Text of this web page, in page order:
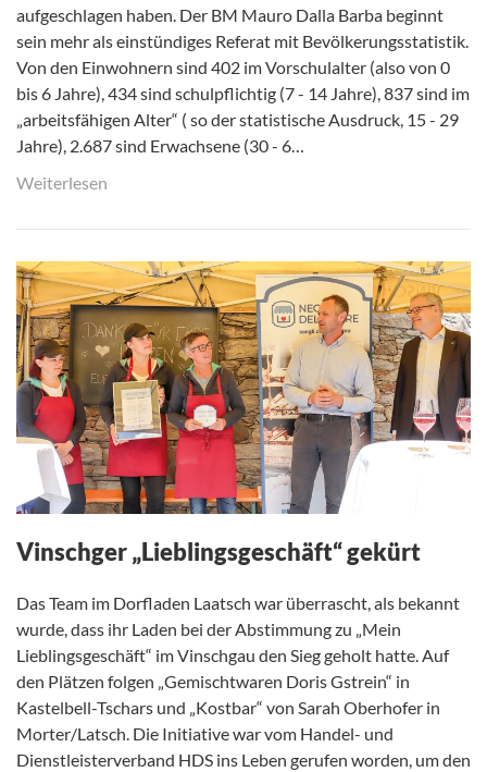
aufgeschlagen haben. Der BM Mauro Dalla Barba beginnt
sein mehr als einstündiges Referat mit Bevölkerungsstatistik.
Von den Einwohnern sind 402 im Vorschulalter (also von 0
bis 6 Jahre), 434 sind schulpflichtig (7 - 14 Jahre), 837 sind im
„arbeitsfähigen Alter“ ( so der statistische Ausdruck, 15 - 29
Jahre), 2.687 sind Erwachsene (30 - 6…
Weiterlesen
Vinschger „Lieblingsgeschäft“ gekürt
Das Team im Dorfladen Laatsch war überrascht, als bekannt
wurde, dass ihr Laden bei der Abstimmung zu „Mein
Lieblingsgeschäft“ im Vinschgau den Sieg geholt hatte. Auf
den Plätzen folgen „Gemischtwaren Doris Gstrein“ in
Kastelbell-Tschars und „Kostbar“ von Sarah Oberhofer in
Morter/Latsch. Die Initiative war vom Handel- und
Dienstleisterverband HDS ins Leben gerufen worden, um den